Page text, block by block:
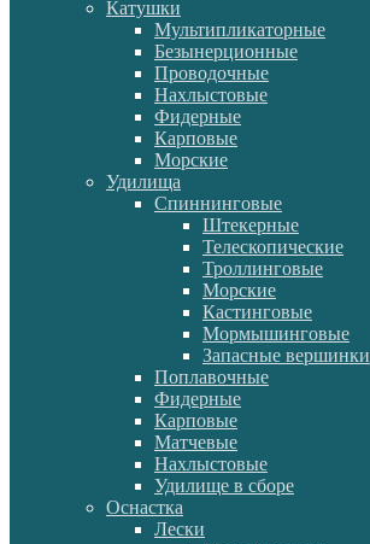
Катушки
Мультипликаторные
Безынерционные
Проводочные
Нахлыстовые
Фидерные
Карповые
Морские
Удилища
Спиннинговые
Штекерные
Телескопические
Троллинговые
Морские
Кастинговые
Мормышинговые
Запасные вершинки
Поплавочные
Фидерные
Карповые
Матчевые
Нахлыстовые
Удилище в сборе
Оснастка
Лески